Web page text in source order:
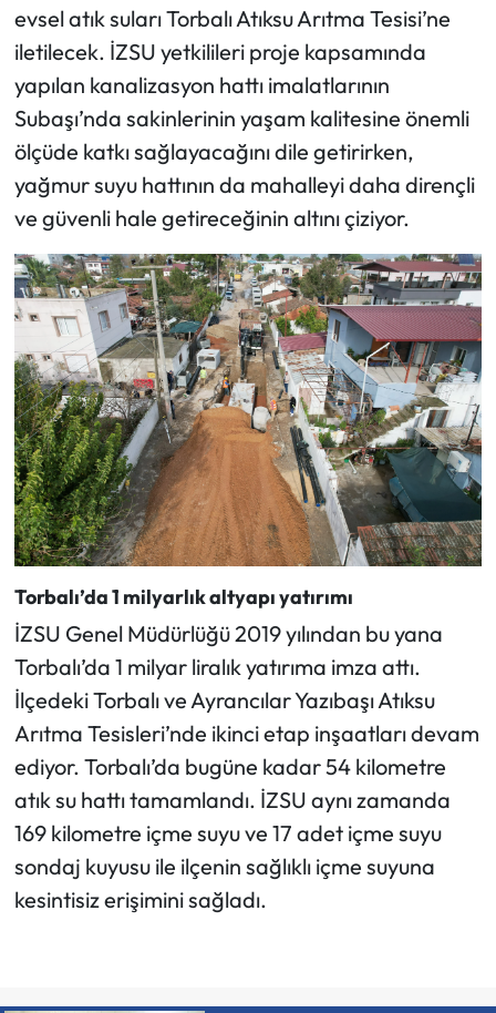
evsel atık suları Torbalı Atıksu Arıtma Tesisi’ne
iletilecek. İZSU yetkilileri proje kapsamında
yapılan kanalizasyon hattı imalatlarının
Subaşı’nda sakinlerinin yaşam kalitesine önemli
ölçüde katkı sağlayacağını dile getirirken,
yağmur suyu hattının da mahalleyi daha dirençli
ve güvenli hale getireceğinin altını çiziyor.
Torbalı’da 1 milyarlık altyapı yatırımı
İZSU Genel Müdürlüğü 2019 yılından bu yana
Torbalı’da 1 milyar liralık yatırıma imza attı.
İlçedeki Torbalı ve Ayrancılar Yazıbaşı Atıksu
Arıtma Tesisleri’nde ikinci etap inşaatları devam
ediyor. Torbalı’da bugüne kadar 54 kilometre
atık su hattı tamamlandı. İZSU aynı zamanda
169 kilometre içme suyu ve 17 adet içme suyu
sondaj kuyusu ile ilçenin sağlıklı içme suyuna
kesintisiz erişimini sağladı.